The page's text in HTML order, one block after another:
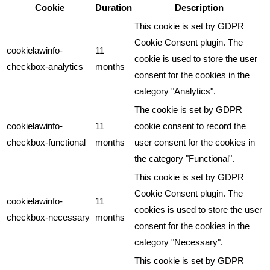
Cookie
Duration Description
cookielawinfo-
checkbox-analytics
11
months
This cookie is set by GDPR
Cookie Consent plugin. The
cookie is used to store the user
consent for the cookies in the
category "Analytics".
cookielawinfo-
checkbox-functional
11
months
The cookie is set by GDPR
cookie consent to record the
user consent for the cookies in
the category "Functional".
cookielawinfo-
checkbox-necessary
11
months
This cookie is set by GDPR
Cookie Consent plugin. The
cookies is used to store the user
consent for the cookies in the
category "Necessary".
This cookie is set by GDPR